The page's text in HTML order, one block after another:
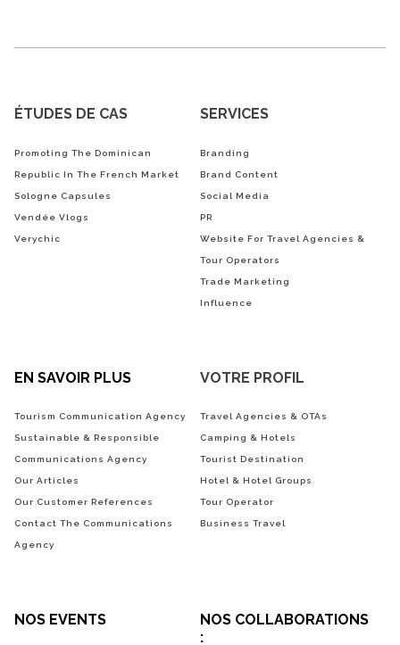
ÉTUDES DE CAS
Promoting The Dominican
Republic In The French Market
Sologne Capsules
Vendée Vlogs
Verychic
SERVICES
Branding
Brand Content
Social Media
PR
Website For Travel Agencies &
Tour Operators
Trade Marketing
Influence
EN SAVOIR PLUS
Tourism Communication Agency
Sustainable & Responsible
Communications Agency
Our Articles
Our Customer References
Contact The Communications
Agency
VOTRE PROFIL
Travel Agencies & OTAs
Camping & Hotels
Tourist Destination
Hotel & Hotel Groups
Tour Operator
Business Travel
NOS EVENTS
NOS COLLABORATIONS
: